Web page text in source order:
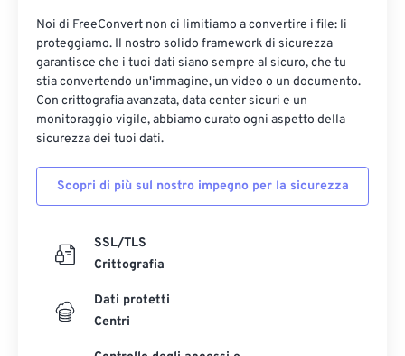
Noi di FreeConvert non ci limitiamo a convertire i file: li
proteggiamo. Il nostro solido framework di sicurezza
garantisce che i tuoi dati siano sempre al sicuro, che tu
stia convertendo un'immagine, un video o un documento.
Con crittografia avanzata, data center sicuri e un
monitoraggio vigile, abbiamo curato ogni aspetto della
sicurezza dei tuoi dati.
Scopri di più sul nostro impegno per la sicurezza
SSL/TLS
Crittografia
Dati protetti
Centri